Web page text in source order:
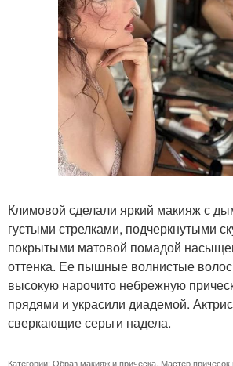
Климовой сделали яркий макияж с
густыми стрелками, подчеркнутыми
покрытыми матовой помадой
оттенка. Ее пышные волнистые
высокую нарочито небрежную
прядями и украсили диадемой.
сверкающие серьги надела.
Категории: Образ макияж и прическа Мастер